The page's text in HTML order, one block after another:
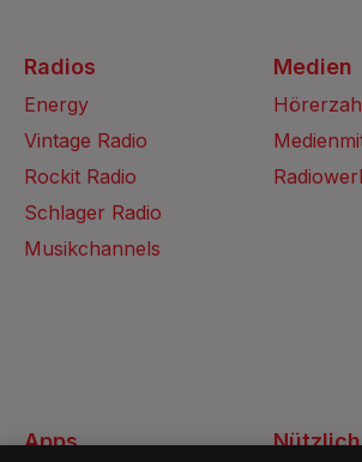
Radios
Energy
Vintage Radio
Rockit Radio
Schlager Radio
Musikchannels
Nützlich
Apps
Medien